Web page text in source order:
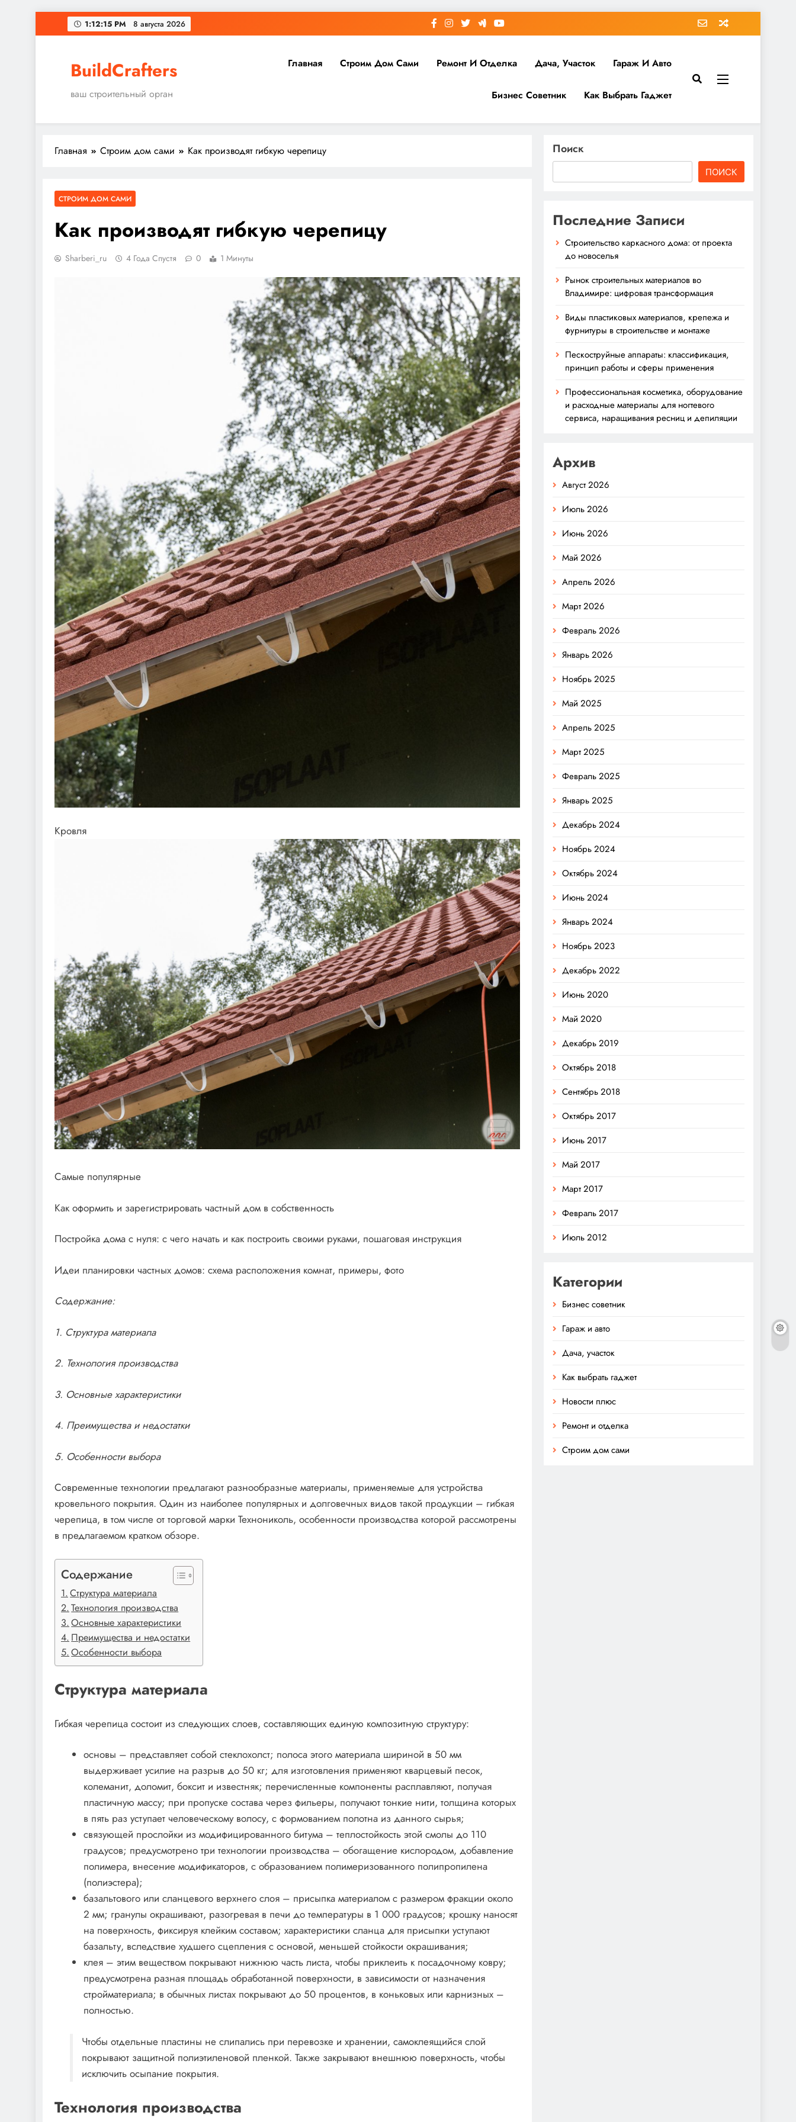
Перейти
к
1:12:16 PM 8 августа 2026
BuildCrafters
ваш строительный орган
Главная Строим Дом Сами Ремонт И Отделка Дача, Участок Гараж И Авто
Бизнес Советник Как Выбрать Гаджет
Главная Строим дом сами Как производят гибкую черепицу
СТРОИМ ДОМ САМИ
Как производят гибкую черепицу
Sharberi_ru 4 Года Спустя 0 1 Минуты
Кровля
Самые популярные
Как оформить и зарегистрировать частный дом в собственность
Постройка дома с нуля: с чего начать и как построить своими руками, пошаговая инструкция
Идеи планировки частных домов: схема расположения комнат, примеры, фото
Содержание:
1. Структура материала
2. Технология производства
3. Основные характеристики
4. Преимущества и недостатки
5. Особенности выбора
Современные технологии предлагают разнообразные материалы, применяемые для устройства
кровельного покрытия. Один из наиболее популярных и долговечных видов такой продукции – гибкая
черепица, в том числе от торговой марки Технониколь, особенности производства которой рассмотрены
в предлагаемом кратком обзоре.
Содержание
Структура материала
Технология производства
Основные характеристики
Преимущества и недостатки
Особенности выбора
Структура материала
Гибкая черепица состоит из следующих слоев, составляющих единую композитную структуру:
основы – представляет собой стеклохолст; полоса этого материала шириной в 50 мм
выдерживает усилие на разрыв до 50 кг; для изготовления применяют кварцевый песок,
колеманит, доломит, боксит и известняк; перечисленные компоненты расплавляют, получая
пластичную массу; при пропуске состава через фильеры, получают тонкие нити, толщина которых
в пять раз уступает человеческому волосу, с формованием полотна из данного сырья;
связующей прослойки из модифицированного битума – теплостойкость этой смолы до 110
градусов; предусмотрено три технологии производства – обогащение кислородом, добавление
полимера, внесение модификаторов, с образованием полимеризованного полипропилена
(полиэстера);
базальтового или сланцевого верхнего слоя – присыпка материалом с размером фракции около
2 мм; гранулы окрашивают, разогревая в печи до температуры в 1 000 градусов; крошку наносят
на поверхность, фиксируя клейким составом; характеристики сланца для присыпки уступают
базальту, вследствие худшего сцепления с основой, меньшей стойкости окрашивания;
клея – этим веществом покрывают нижнюю часть листа, чтобы приклеить к посадочному ковру;
предусмотрена разная площадь обработанной поверхности, в зависимости от назначения
стройматериала; в обычных листах покрывают до 50 процентов, в коньковых или карнизных –
полностью.
Чтобы отдельные пластины не слипались при перевозке и хранении, самоклеящийся слой
покрывают защитной полиэтиленовой пленкой. Также закрывают внешнюю поверхность, чтобы
исключить осыпание покрытия.
Технология производства
Поиск
ПОИСК
Последние Записи
Строительство каркасного дома: от проекта
до новоселья
Рынок строительных материалов во
Владимире: цифровая трансформация
Виды пластиковых материалов, крепежа и
фурнитуры в строительстве и монтаже
Пескоструйные аппараты: классификация,
принцип работы и сферы применения
Профессиональная косметика, оборудование
и расходные материалы для ногтевого
сервиса, наращивания ресниц и депиляции
Архив
Август 2026
Июль 2026
Июнь 2026
Май 2026
Апрель 2026
Март 2026
Февраль 2026
Январь 2026
Ноябрь 2025
Май 2025
Апрель 2025
Март 2025
Февраль 2025
Январь 2025
Декабрь 2024
Ноябрь 2024
Октябрь 2024
Июнь 2024
Январь 2024
Ноябрь 2023
Декабрь 2022
Июнь 2020
Май 2020
Декабрь 2019
Октябрь 2018
Сентябрь 2018
Октябрь 2017
Июнь 2017
Май 2017
Март 2017
Февраль 2017
Июль 2012
Категории
Бизнес советник
Гараж и авто
Дача, участок
Как выбрать гаджет
Новости плюс
Ремонт и отделка
Строим дом сами